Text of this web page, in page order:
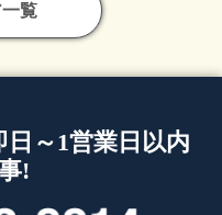
覧
～1営業日以内
!